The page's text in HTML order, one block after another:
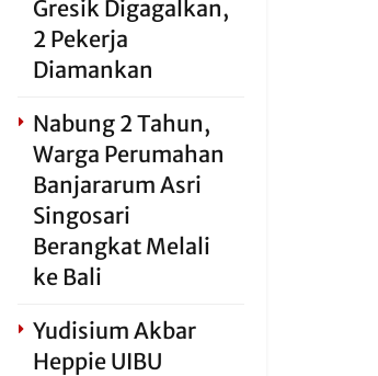
Gresik Digagalkan,
2 Pekerja
Diamankan
Nabung 2 Tahun,
Warga Perumahan
Banjararum Asri
Singosari
Berangkat Melali
ke Bali
Yudisium Akbar
Heppie UIBU